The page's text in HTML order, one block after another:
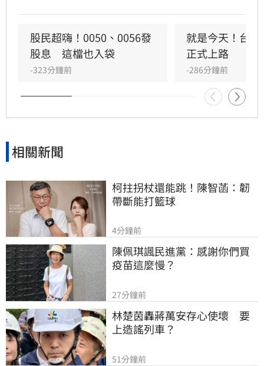
走強，漲幅達1.98%。值得關注的是，處置股新
制今日正式上路，交易機制鬆綁有效提升市場流
動性。分析師指出，隨著監管環境改善，高價股
行情有望持續升溫，市場預期萬元股俱樂部規模
將擴大，投資人對於高價族群的本益比評價轉趨
樂觀。不過投資仍具風險，提醒投資人應審慎評
股民超嗨！0050、0056發
股息　這檔也入袋
-323分鐘前
就是今天！台
正式上路
-286分鐘前
相關新聞
柯拄拐杖還能跳！陳智菡：韌
帶斷能打籃球
4分鐘前
陳佩琪諷民進黨：感謝你們買
疫苗這麼慢？
27分鐘前
林楚茵轟蔣萬安存心使壞　要
上造謠列車？
51分鐘前